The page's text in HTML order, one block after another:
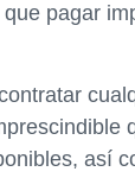
pagar
así